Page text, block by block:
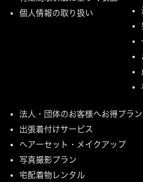
個人情報の取り扱い
法人・団体のお客様へお得プラ
出張着付けサービス
ヘアーセット・メイクアップ
写真撮影プラン
宅配着物レンタル